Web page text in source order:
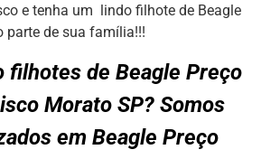
e tenha um lindo filhote de Beagle
parte de sua família!!!
filhotes de Beagle Preço
Morato SP? Somos
em Beagle Preço